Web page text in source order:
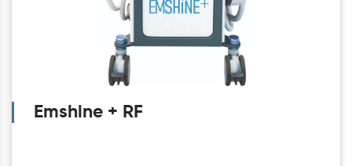
Emshine + RF